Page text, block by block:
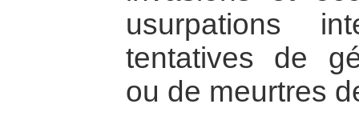
usurpations
tentatives de
ou de meurtres